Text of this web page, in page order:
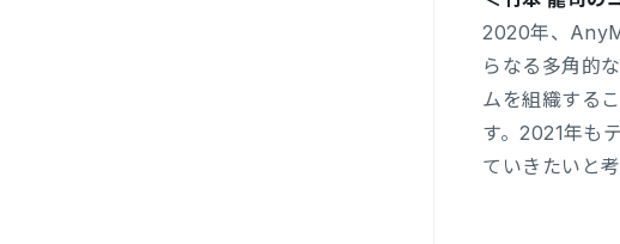
2020年、
らなる多角的
ムを組織する
す。2021年も
ていきたいと考